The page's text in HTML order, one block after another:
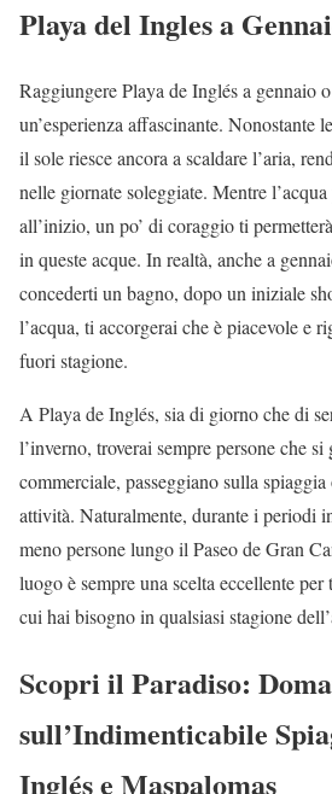
Playa del Ingles a
Raggiungere Playa de Inglés a gennaio
un’esperienza affascinante. Nonostante
il sole riesce ancora a scaldare l’aria,
nelle giornate soleggiate. Mentre
all’inizio, un po’ di coraggio ti
in queste acque. In realtà, anche a
concederti un bagno, dopo un iniziale
l’acqua, ti accorgerai che è piacevole e
fuori stagione.
A Playa de Inglés, sia di giorno che di
l’inverno, troverai sempre persone che
commerciale, passeggiano sulla
attività. Naturalmente, durante i periodi
meno persone lungo il Paseo de Gran
luogo è sempre una scelta eccellente
cui hai bisogno in qualsiasi stagione
Scopri il Paradiso:
sull’Indimenticabile
Inglés e Maspalomas